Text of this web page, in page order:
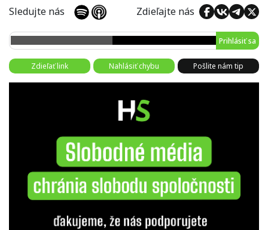
Sledujte nás Zdieľajte nás
Prihlásiť sa
Zdieľať link Nahlásiť chybu Pošlite nám tip